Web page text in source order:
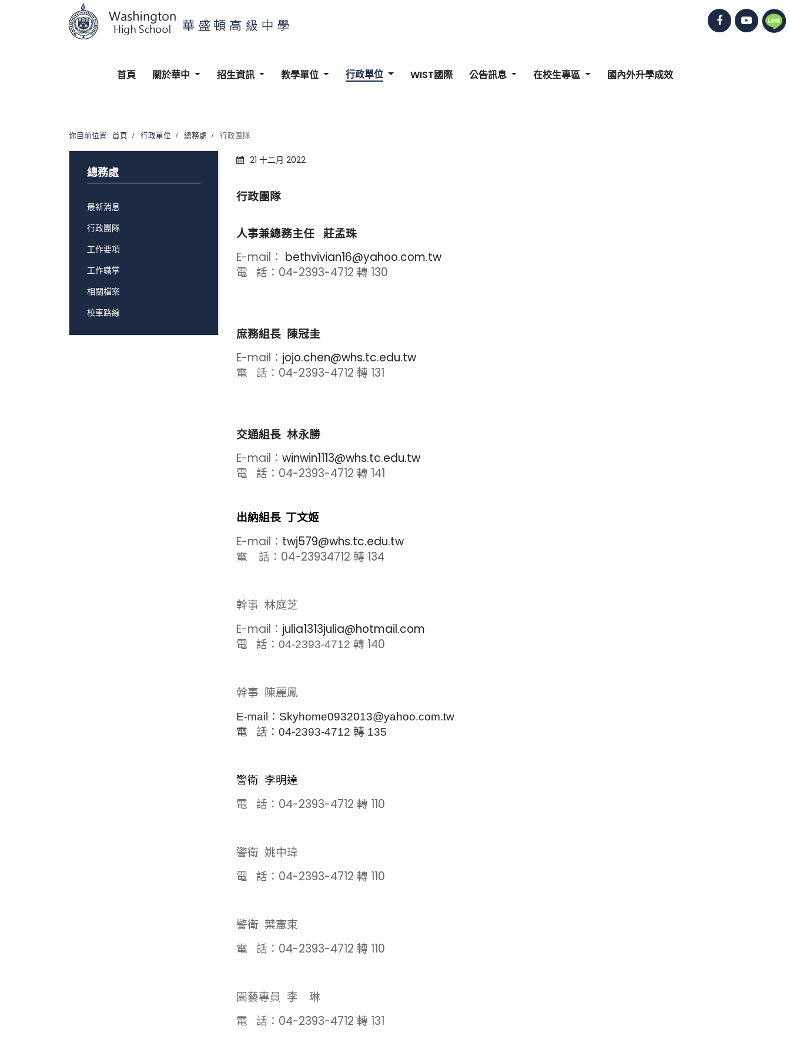
首頁 關於華中 招生資訊 教學單位 行政單位 WIST國際 公告訊息 在校生專區 國內外升學成效
你目前位置: 首頁 行政單位 總務處 行政團隊
21 十二月 2022
行政團隊
人事兼總務主任 莊孟珠
E-mail： bethvivian16@yahoo.com.tw
電 話：04-2393-4712 轉 130
庶務組長 陳冠圭
E-mail： jojo.chen@whs.tc.edu.tw
電 話：04-2393-4712 轉 131
交通組長 林永勝
E-mail： winwin1113@whs.tc.edu.tw
電 話：04-2393-4712 轉 141
出納組長 丁文姬
E-mail： twj579@whs.tc.edu.tw
電 話：04-23934712 轉 134
幹事 林庭芝
E-mail： julia1313julia@hotmail.com
電
話：04-2393-4712 轉 140
幹事 陳麗鳳
E-mail： Skyhome0932013@yahoo.com.tw
電 話：04-2393-4712 轉 135
警衛 李明達
電 話：04-2393-4712 轉 110
警衛 姚中瑋
電 話：04-2393-4712 轉 110
警衛 葉憲東
電 話：04-2393-4712 轉 110
園藝專員 李 琳
電 話：04-2393-4712 轉 131
總務處
最新消息
行政團隊
工作要項
工作職掌
相關檔案
校車路線